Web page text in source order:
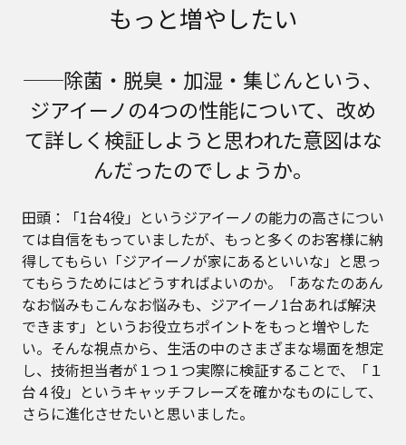
もっと増やしたい
──除菌・脱臭・加湿・集じんという、
ジアイーノの4つの性能について、改め
て詳しく検証しようと思われた意図はな
んだったのでしょうか。
田頭：「1台4役」というジアイーノの能力の高さについ
ては自信をもっていましたが、もっと多くのお客様に納
得してもらい「ジアイーノが家にあるといいな」と思っ
てもらうためにはどうすればよいのか。「あなたのあん
なお悩みもこんなお悩みも、ジアイーノ1台あれば解決
できます」というお役立ちポイントをもっと増やした
い。そんな視点から、生活の中のさまざまな場面を想定
し、技術担当者が１つ１つ実際に検証することで、「１
台４役」というキャッチフレーズを確かなものにして、
さらに進化させたいと思いました。